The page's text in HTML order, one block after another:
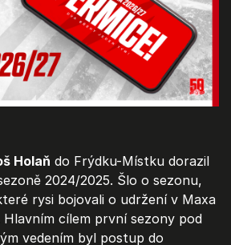
Holaň do Frýdku-Místku dorazil
2024/2025. Šlo o sezonu,
rysi bojovali o udržení v Maxa
Hlavním cílem první sezony pod
vedením byl postup do